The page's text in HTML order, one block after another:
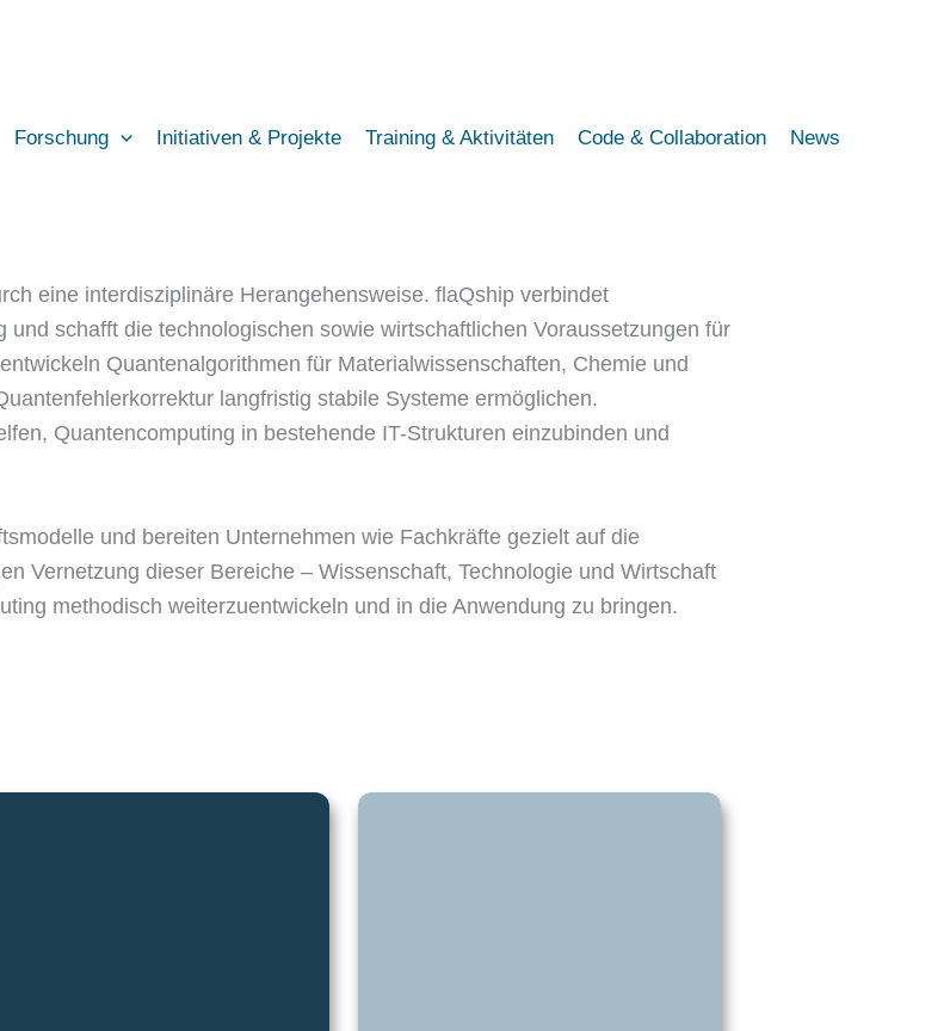
Forschung Initiativen & Projekte Training & Aktivitäten Code & Collaboration News
eine interdisziplinäre Herangehensweise. flaQship verbindet
schafft die technologischen sowie wirtschaftlichen Voraussetzungen für
Quantenalgorithmen für Materialwissenschaften, Chemie und
langfristig stabile Systeme ermöglichen.
Quantencomputing in bestehende IT-Strukturen einzubinden und
und bereiten Unternehmen wie Fachkräfte gezielt auf die
Vernetzung dieser Bereiche – Wissenschaft, Technologie und Wirtschaft
methodisch weiterzuentwickeln und in die Anwendung zu bringen.